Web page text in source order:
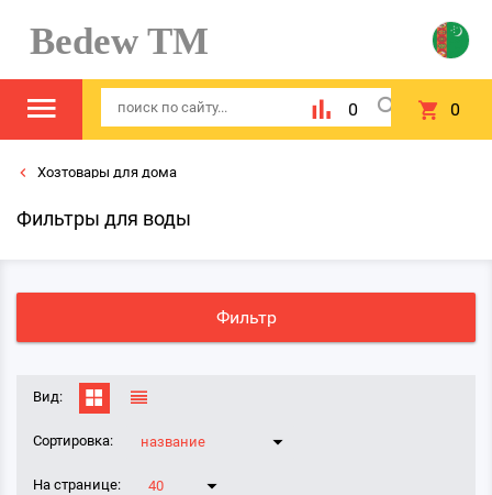
Bedew TM
0 0
Хозтовары для дома
Фильтры для воды
Фильтр
Вид:
Сортировка: название
На странице: 40